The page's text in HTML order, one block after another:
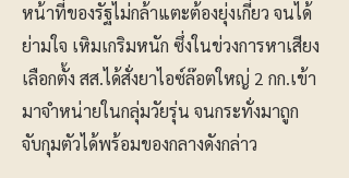
หน้าที่ของรัฐไม่กล้าแตะต้องยุ่งเกี่ยว จนได้
ย่ามใจ เหิมเกริมหนัก ซึ่งในข่วงการหาเสียง
เลือกตั้ง สส.ได้สั่งยาไอซ์ล๊อตใหญ่ 2 กก.เข้า
มาจำหน่ายในกลุ่มวัยรุ่น จนกระทั่งมาถูก
จับกุมตัวได้พร้อมของกลางดังกล่าว